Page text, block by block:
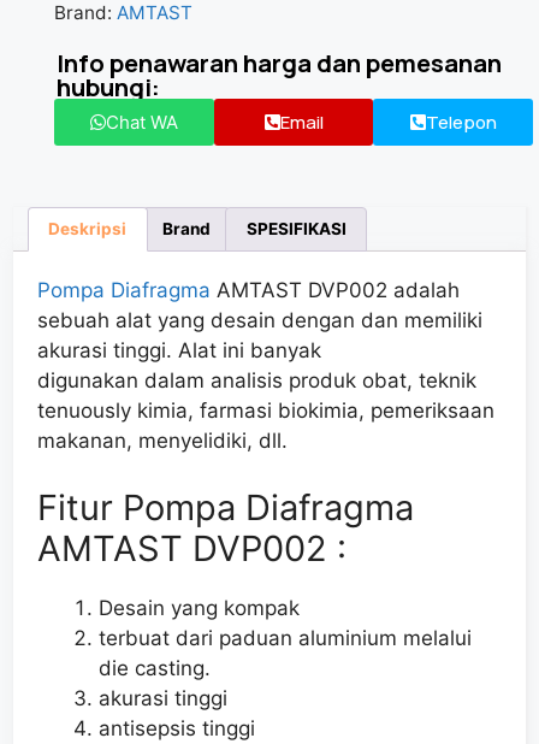
Brand: AMTAST
Info penawaran harga dan pemesanan
hubungi:
Chat WA Email Telepon
Deskripsi Brand SPESIFIKASI
Pompa Diafragma AMTAST DVP002 adalah
sebuah alat yang desain dengan dan memiliki
akurasi tinggi. Alat ini banyak
digunakan dalam analisis produk obat, teknik
tenuously kimia, farmasi biokimia, pemeriksaan
makanan, menyelidiki, dll.
Fitur Pompa Diafragma
AMTAST DVP002 :
Desain yang kompak
terbuat dari paduan aluminium melalui
die casting.
akurasi tinggi
antisepsis tinggi